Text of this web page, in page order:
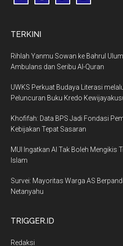
TERKINI
Rihlah Yanmu Sowan ke Bahrul
Ambulans dan Seribu Al-Quran
UWKS Perkuat Budaya Literasi
Peluncuran Buku Kredo
Khofifah: Data BPS Jadi Fondasi
Kebijakan Tepat Sasaran
MUI Ingatkan AI Tak Boleh Mengikis
Islam
Survei: Mayoritas Warga AS
Netanyahu
TRIGGER.ID
Redaksi